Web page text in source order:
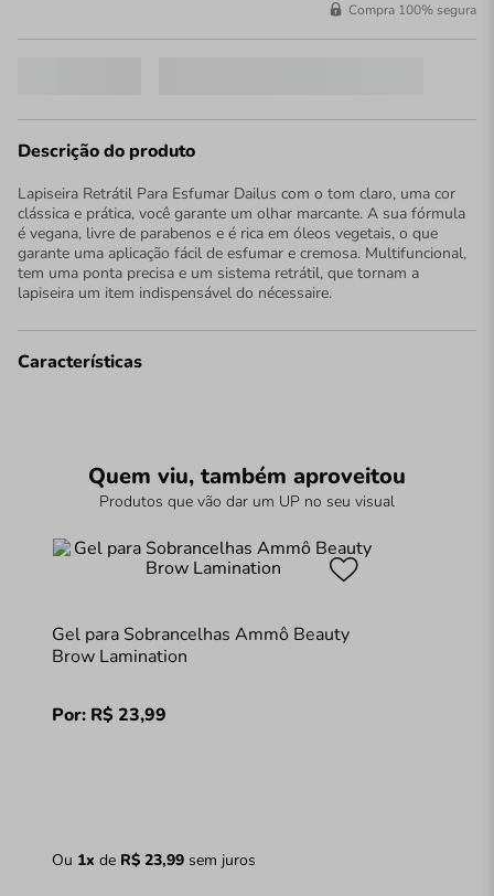
Compra 100% segura
Descrição do produto
Lapiseira Retrátil Para Esfumar Dailus com o tom claro, uma cor
clássica e prática, você garante um olhar marcante. A sua fórmula
é vegana, livre de parabenos e é rica em óleos vegetais, o que
garante uma aplicação fácil de esfumar e cremosa. Multifuncional,
tem uma ponta precisa e um sistema retrátil, que tornam a
lapiseira um item indispensável do nécessaire.
Características
Quem viu, também aproveitou
Produtos que vão dar um UP no seu visual
Gel para Sobrancelhas Ammô Beauty
Brow Lamination
Por: R$ 23,99
Ou 1x de R$ 23,99sem juros